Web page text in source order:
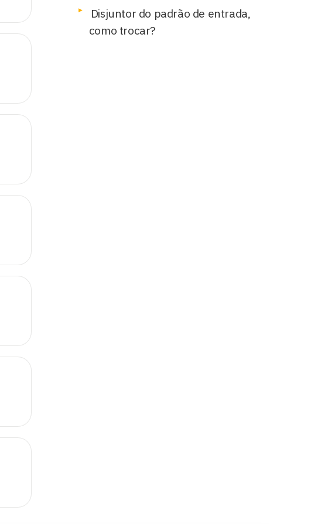
Disjuntor do padrão de entrada,
como trocar?